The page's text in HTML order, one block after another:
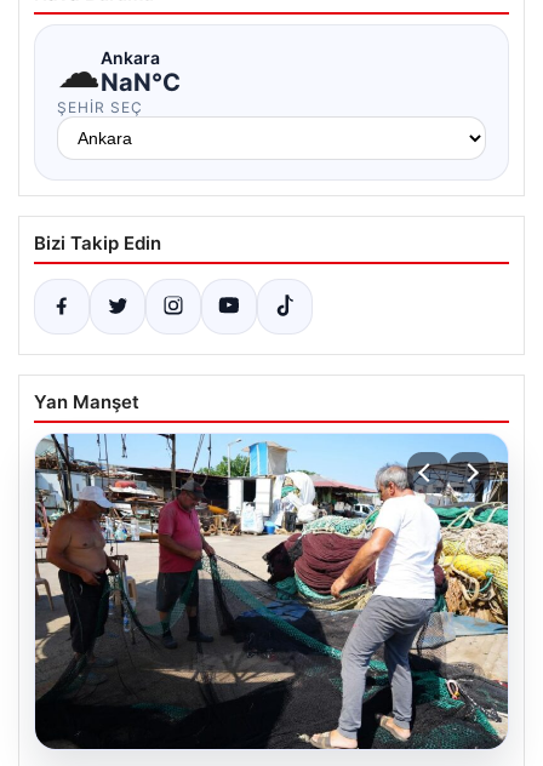
☁Ankara
NaN°C
ŞEHIR SEÇ
Bizi Takip Edin
Yan Manşet